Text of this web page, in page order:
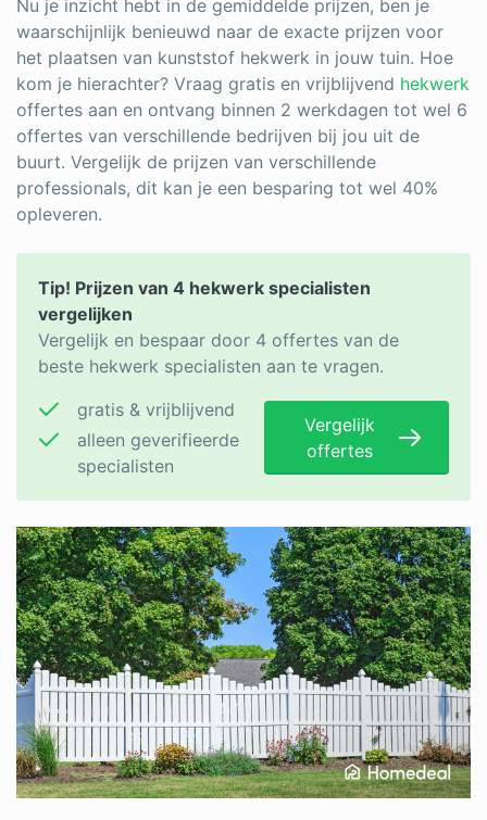
Nu je inzicht hebt in de gemiddelde prijzen, ben je
waarschijnlijk benieuwd naar de exacte prijzen voor
het plaatsen van kunststof hekwerk in jouw tuin. Hoe
kom je hierachter? Vraag gratis en vrijblijvend hekwerk
offertes aan en ontvang binnen 2 werkdagen tot wel 6
offertes van verschillende bedrijven bij jou uit de
buurt. Vergelijk de prijzen van verschillende
professionals, dit kan je een besparing tot wel 40%
opleveren.
Tip! Prijzen van 4 hekwerk specialisten
vergelijken
Vergelijk en bespaar door 4 offertes van de
beste hekwerk specialisten aan te vragen.
gratis & vrijblijvend
alleen geverifieerde
specialisten
Vergelijk
offertes